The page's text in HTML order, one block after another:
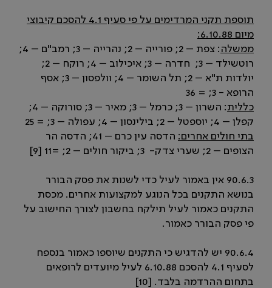
תוספת תקני המרדימים על פי סעיף 4.1 להסכם קיבוצי
מיום 6.10.88:
ממשלה
: צפת – 2; פורייה – 2; נהרייה – 3; רמב"ם – 4;
רוטשילד – 3; חדרה – 3; איכילוב – 4; רוקח – 2;
יולדות ת"א – 2; תל השומר – 4; וולפסון – 3; אסף
הרופא - 3; = 36
כללית
: השרון – 3; כרמל – 3; מאיר – 3; סורוקה – 4;
קפלן – 4; יוספטל – 2; בילינסון – 4; עפולה – 3; = 25
בתי חולים אחרים:
הדסה עין כרם – 41; הדסה הר
הצופים – 2; שערי צדק- 3; ביקור חולים – 2; =11 [9]
90.6.3 אין באמור לעיל כדי לשנות את פסק הבורר
בנושא התקנים בכל הנוגע למקצועות אחרים. מכסת
התקנים כאמור לעיל תילקח בחשבון לצורך החישוב על
פי פסק הבורר כאמור.
90.6.4 יש להדגיש כי התקנים שיוספו כאמור בנספח
לסעיף 4.1 להסכם 6.10.88 לעיל מיועדים לרופאים
בתחום ההרדמה בלבד. [10]